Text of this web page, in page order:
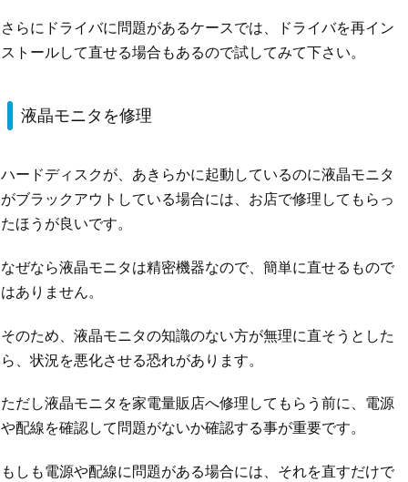
さらにドライバに問題があるケースでは、ドライバを再イン
ストールして直せる場合もあるので試してみて下さい。
液晶モニタを修理
ハードディスクが、あきらかに起動しているのに液晶モニタ
がブラックアウトしている場合には、お店で修理してもらっ
たほうが良いです。
なぜなら液晶モニタは精密機器なので、簡単に直せるもので
はありません。
そのため、液晶モニタの知識のない方が無理に直そうとした
ら、状況を悪化させる恐れがあります。
ただし液晶モニタを家電量販店へ修理してもらう前に、電源
や配線を確認して問題がないか確認する事が重要です。
もしも電源や配線に問題がある場合には、それを直すだけで